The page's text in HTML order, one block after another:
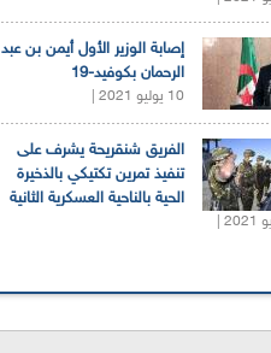
إصابة الوزير الأول أيمن بن عبد
الرحمان بكوفيد-19
10 يوليو 2021 |
الفريق شنقريحة يشرف على
تنفيذ تمرين تكتيكي بالذخيرة
الحية بالناحية العسكرية الثانية